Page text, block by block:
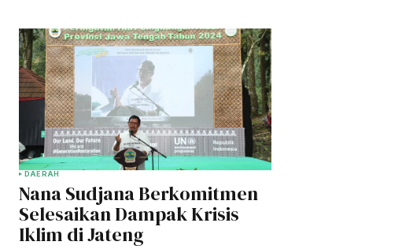
DAERAH
Nana Sudjana Berkomitmen
Selesaikan Dampak Krisis
Iklim di Jateng